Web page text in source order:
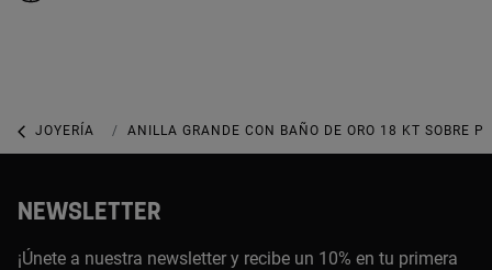
JOYERÍA JOYAS DE PLATA 925
ANILLA GRANDE CON BAÑO DE ORO 18 KT SOBRE
NEWSLETTER
¡Únete a nuestra newsletter y recibe un 10% en tu primera